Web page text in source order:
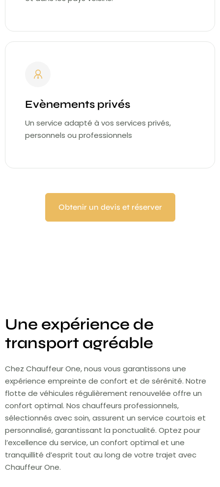
Evènements privés
Un service adapté à vos services privés,
personnels ou professionnels
Obtenir un devis et réserver
Une expérience de
transport agréable
Chez Chauffeur One, nous vous garantissons une
expérience empreinte de confort et de sérénité. Notre
flotte de véhicules régulièrement renouvelée offre un
confort optimal. Nos chauffeurs professionnels,
sélectionnés avec soin, assurent un service courtois et
personnalisé, garantissant la ponctualité. Optez pour
l’excellence du service, un confort optimal et une
tranquillité d’esprit tout au long de votre trajet avec
Chauffeur One.